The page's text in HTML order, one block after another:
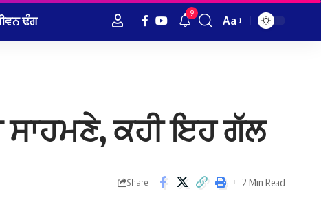
ਢੰਗ 9
Font
Aa
ਕਹੀ ਇਹ ਗੱਲ
Share 2 Min Read